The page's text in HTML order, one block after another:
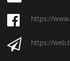
https://
https://